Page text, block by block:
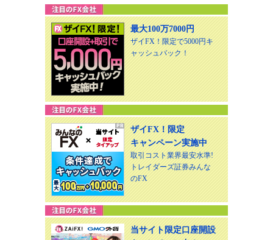
最大100万7000円
ザイFX！限定で5000円キ
ャッシュバック！
ザイFX！限定
キャンペーン実施中
取引コスト業界最安水準!
トレイダーズ証券みんな
のFX
当サイト限定口座開設